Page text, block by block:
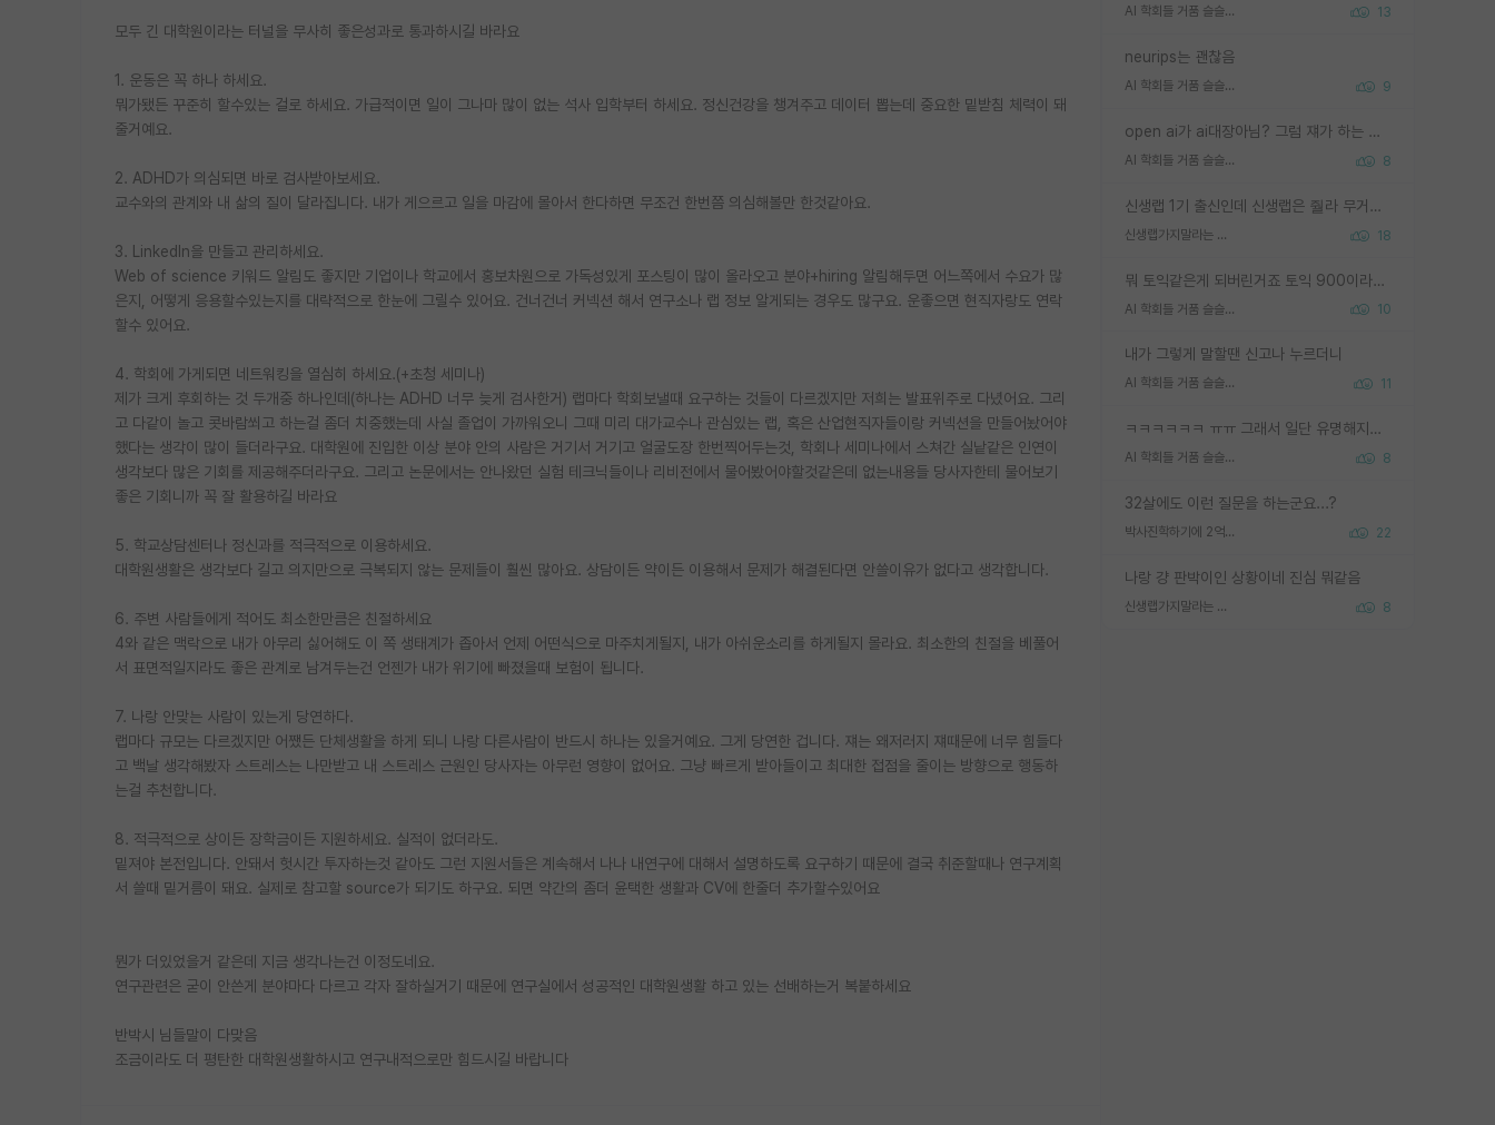
AI 학회들 거품 슬슬 지적이 나오네요 13
neurips는 괜찮음
AI 학회들 거품 슬슬 지적이 나오네요 9
open ai가 ai대장아님? 그럼 쟤가 하는 말이 다 맞겠네
AI 학회들 거품 슬슬 지적이 나오네요 8
신생랩 1기 출신인데 신생랩은 줠라 무거운 바벨 같은거임. 들면 대박인데 못들면 깔려 죽음. 아무도 알려주지 않는 환경에서 자생해야하지만, 일단 살아남았다면 그 어떤 사람보다 악착같고 생존력 높은 사람으로 거듭날 수 있음
신생랩가지말라는 이유가 있었구나 18
뭐 토익같은게 되버린거죠 토익 900이라고 영어잘하는건 아닙니다만 잘하는사람은 다 900을 넘는 그런
AI 학회들 거품 슬슬 지적이 나오네요 10
내가 그렇게 말할땐 신고나 누르더니
AI 학회들 거품 슬슬 지적이 나오네요 11
ㅋㅋㅋㅋㅋㅋ ㅠㅠ 그래서 일단 유명해지는게 중요한거같습니다
AI 학회들 거품 슬슬 지적이 나오네요 8
32살에도 이런 질문을 하는군요...?
박사진학하기에 2억은 괜찮은 (?) 정도의 경제력인가요 22
나랑 걍 판박이인 상황이네 진심 뭐같음
신생랩가지말라는 이유가 있었구나 8
모두 긴 대학원이라는 터널을 무사히 좋은성과로 통과하시길 바라요
1. 운동은 꼭 하나 하세요.
뭐가됐든 꾸준히 할수있는 걸로 하세요. 가급적이면 일이 그나마 많이 없는 석사 입학부터 하세요. 정신건강을 챙겨주고 데이터 뽑는데 중요한 밑받침 체력이 돼
줄거예요.
2. ADHD가 의심되면 바로 검사받아보세요.
교수와의 관계와 내 삶의 질이 달라집니다. 내가 게으르고 일을 마감에 몰아서 한다하면 무조건 한번쯤 의심해볼만 한것같아요.
3. LinkedIn을 만들고 관리하세요.
Web of science 키워드 알림도 좋지만 기업이나 학교에서 홍보차원으로 가독성있게 포스팅이 많이 올라오고 분야+hiring 알림해두면 어느쪽에서 수요가 많
은지, 어떻게 응용할수있는지를 대략적으로 한눈에 그릴수 있어요. 건너건너 커넥션 해서 연구소나 랩 정보 알게되는 경우도 많구요. 운좋으면 현직자랑도 연락
할수 있어요.
4. 학회에 가게되면 네트워킹을 열심히 하세요.(+초청 세미나)
제가 크게 후회하는 것 두개중 하나인데(하나는 ADHD 너무 늦게 검사한거) 랩마다 학회보낼때 요구하는 것들이 다르겠지만 저희는 발표위주로 다녔어요. 그리
고 다같이 놀고 콧바람쐬고 하는걸 좀더 치중했는데 사실 졸업이 가까워오니 그때 미리 대가교수나 관심있는 랩, 혹은 산업현직자들이랑 커넥션을 만들어놨어야
했다는 생각이 많이 들더라구요. 대학원에 진입한 이상 분야 안의 사람은 거기서 거기고 얼굴도장 한번찍어두는것, 학회나 세미나에서 스쳐간 실낱같은 인연이
생각보다 많은 기회를 제공해주더라구요. 그리고 논문에서는 안나왔던 실험 테크닉들이나 리비전에서 물어봤어야할것같은데 없는내용들 당사자한테 물어보기
좋은 기회니까 꼭 잘 활용하길 바라요
5. 학교상담센터나 정신과를 적극적으로 이용하세요.
대학원생활은 생각보다 길고 의지만으로 극복되지 않는 문제들이 훨씬 많아요. 상담이든 약이든 이용해서 문제가 해결된다면 안쓸이유가 없다고 생각합니다.
6. 주변 사람들에게 적어도 최소한만큼은 친절하세요
4와 같은 맥락으로 내가 아무리 싫어해도 이 쪽 생태계가 좁아서 언제 어떤식으로 마주치게될지, 내가 아쉬운소리를 하게될지 몰라요. 최소한의 친절을 베풀어
서 표면적일지라도 좋은 관계로 남겨두는건 언젠가 내가 위기에 빠졌을때 보험이 됩니다.
7. 나랑 안맞는 사람이 있는게 당연하다.
랩마다 규모는 다르겠지만 어쨌든 단체생활을 하게 되니 나랑 다른사람이 반드시 하나는 있을거예요. 그게 당연한 겁니다. 쟤는 왜저러지 쟤때문에 너무 힘들다
고 백날 생각해봤자 스트레스는 나만받고 내 스트레스 근원인 당사자는 아무런 영향이 없어요. 그냥 빠르게 받아들이고 최대한 접점을 줄이는 방향으로 행동하
는걸 추천합니다.
8. 적극적으로 상이든 장학금이든 지원하세요. 실적이 없더라도.
밑져야 본전입니다. 안돼서 헛시간 투자하는것 같아도 그런 지원서들은 계속해서 나나 내연구에 대해서 설명하도록 요구하기 때문에 결국 취준할때나 연구계획
서 쓸때 밑거름이 돼요. 실제로 참고할 source가 되기도 하구요. 되면 약간의 좀더 윤택한 생활과 CV에 한줄더 추가할수있어요
뭔가 더있었을거 같은데 지금 생각나는건 이정도네요.
연구관련은 굳이 안쓴게 분야마다 다르고 각자 잘하실거기 때문에 연구실에서 성공적인 대학원생활 하고 있는 선배하는거 복붙하세요
반박시 님들말이 다맞음
조금이라도 더 평탄한 대학원생활하시고 연구내적으로만 힘드시길 바랍니다